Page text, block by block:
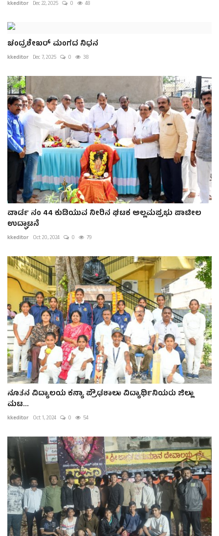
kkeditor Dec 22, 2025 0 48
ಚಂದ್ರಶೇಖರ್ ಮಂಗದ ನಿಧನ
kkeditor Dec 7, 2025 0 38
ವಾಡ೯ ನಂ 44 ಕುಡಿಯುವ ನೀರಿನ ಘಟಕ ಅಲ್ಲಮಪ್ರಭು ಪಾಟೀಲ
ಉದ್ಘಾಟನೆ
kkeditor Oct 20, 2024 0 79
ನೂತನ ವಿದ್ಯಾಲಯ ಕನ್ಯಾ ಪ್ರೌಢಶಾಲಾ ವಿದ್ಯಾರ್ಥಿನಿಯರು ಜಿಲ್ಲಾ
ಮಟ...
kkeditor Oct 1, 2024 0 54